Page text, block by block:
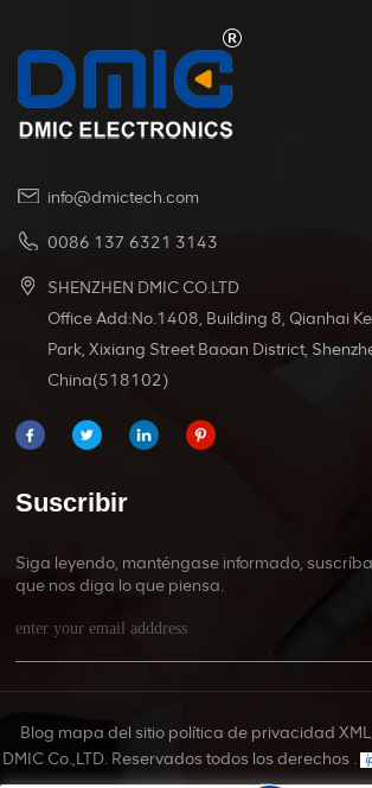
info@dmictech.com
0086 137 6321 3143
SHENZHEN DMIC CO.LTD
Office Add:No.1408, Building 8, Qianhai
Park, Xixiang Street Baoan District,
China(518102)
Suscribir
Siga leyendo, manténgase informado,
que nos diga lo que piensa.
Blog mapa del sitio política de privacidad XML
DMIC Co.,LTD. Reservados todos los derechos .